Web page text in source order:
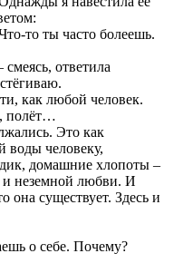
то ты часто болеешь.
ответила
как любой человек.
полёт…
Это как
воды человеку,
домашние хлопоты –
и неземной любви. И
она существует. Здесь и
о себе. Почему?